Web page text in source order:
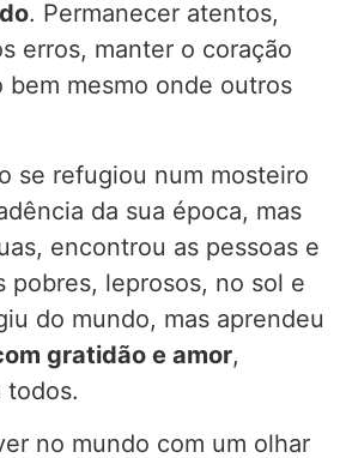
. Permanecer atentos,
erros, manter o coração
mesmo onde outros
se refugiou num mosteiro
da sua época, mas
encontrou as pessoas e
pobres, leprosos, no sol e
do mundo, mas aprendeu
gratidão e amor,
todos.
no mundo com um olhar